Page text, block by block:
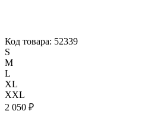
Код товара: 52339
S
M
L
XL
XXL
2 050 ₽